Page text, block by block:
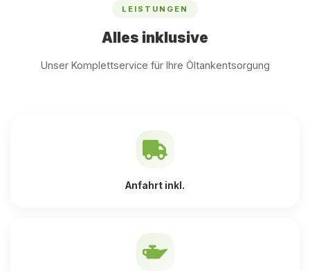
LEISTUNGEN
Alles inklusive
Unser Komplettservice für Ihre Öltankentsorgung
Anfahrt inkl.